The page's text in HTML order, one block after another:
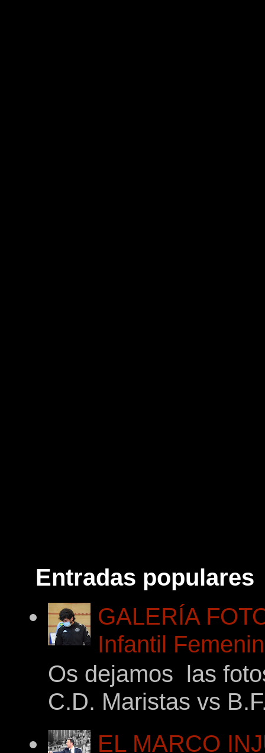
Entradas populares
GALERÍA
Infantil
Os dejamos las
C.D. Maristas vs
EL MARCO